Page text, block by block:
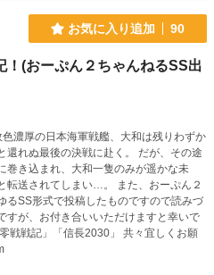
お気に入り追加 90
！(おーぷん２ちゃんねるSS出
色濃厚の日本海軍戦艦、大和は残りわずか
還れぬ最後の決戦に赴く。 だが、その途
巻き込まれ、大和一隻のみが遥かな未
てしまい…。 また、おーぷん２
るSS形式で投稿したものですので読みづ
すが、お付き合いいただけますと幸いで